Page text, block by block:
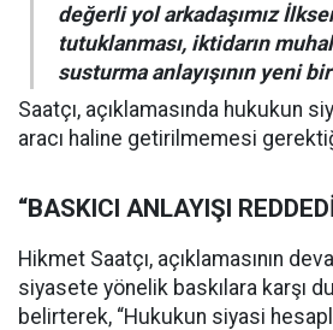
değerli yol arkadaşımız
tutuklanması, iktidarın
susturma anlayışının yeni
Saatçı, açıklamasında hukukun
aracı haline getirilmemesi
“BASKICI ANLAYIŞI
Hikmet Saatçı, açıklamasının
siyasete yönelik baskılara karşı
belirterek, “Hukukun siyasi